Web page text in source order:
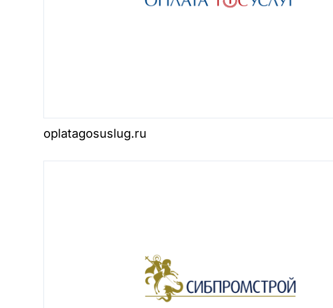
oplatagosuslug.ru